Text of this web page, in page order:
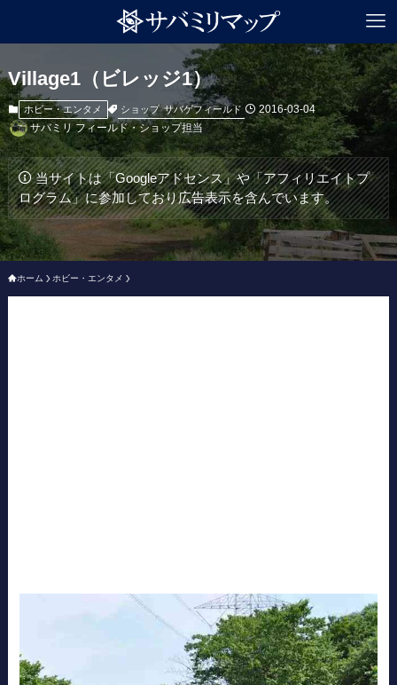
Village1（ビレッジ1）
ホビー・エンタメ ショップ サバゲフィールド
2016-03-04
サバミリ フィールド・ショップ担当
当サイトは「Googleアドセンス」や「アフィリエイトプ
ログラム」に参加しており広告表示を含んでいます。
ホーム ホビー・エンタメ